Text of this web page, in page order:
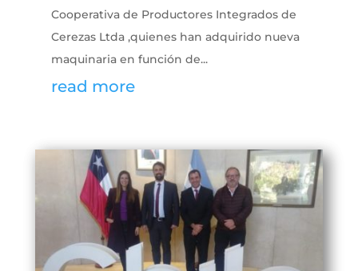
Cooperativa de Productores Integrados de
Cerezas Ltda ,quienes han adquirido nueva
maquinaria en función de...
read more